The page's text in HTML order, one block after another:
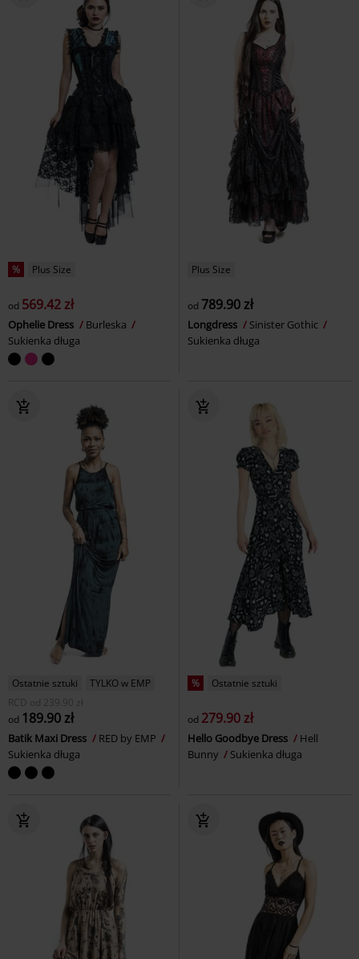
% Plus Size
od 569.42 zł
Ophelie Dress
Burleska
Sukienka długa
Plus Size
od 789.90 zł
Longdress
Sinister Gothic
Sukienka długa
Ostatnie sztuki
TYLKO w EMP
RCD
od 239.90 zł
od 189.90 zł
Batik Maxi Dress
RED by EMP
Sukienka długa
% Ostatnie sztuki
od 279.90 zł
Hello Goodbye Dress
Hell
Bunny
Sukienka długa